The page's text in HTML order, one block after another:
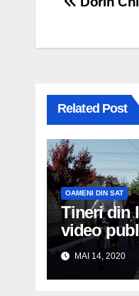
Related Post
OAMENI DIN SAT
Tineri din
video
universități
MAI 14, 2020